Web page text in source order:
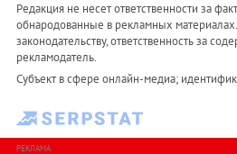
Редакция не несет ответственности за
обнародованные в рекламных
законодательству, ответственность за
рекламодатель.
Субъект в сфере онлайн-медиа;
РЕКЛАМА